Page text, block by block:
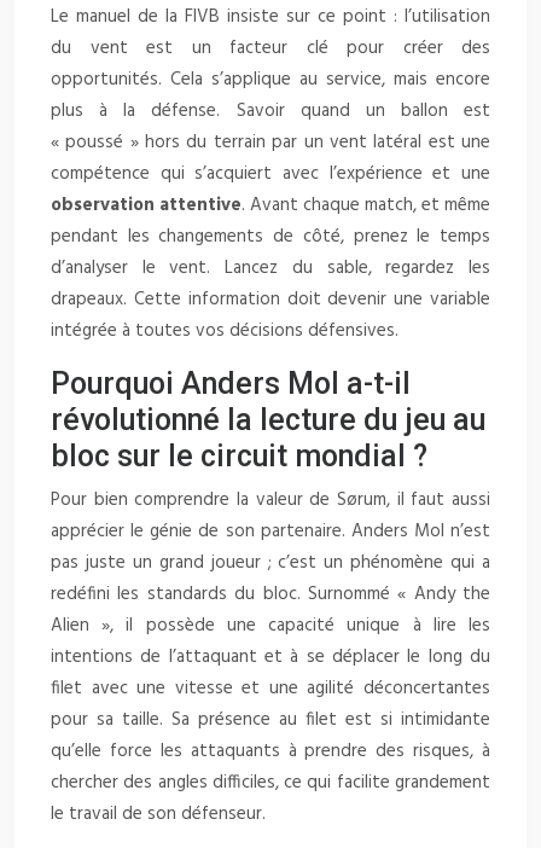
Le manuel de la FIVB insiste sur ce point : l’utilisation
du vent est un facteur clé pour créer des
opportunités. Cela s’applique au service, mais encore
plus à la défense. Savoir quand un ballon est
« poussé » hors du terrain par un vent latéral est une
compétence qui s’acquiert avec l’expérience et une
observation attentive. Avant chaque match, et même
pendant les changements de côté, prenez le temps
d’analyser le vent. Lancez du sable, regardez les
drapeaux. Cette information doit devenir une variable
intégrée à toutes vos décisions défensives.
Pourquoi Anders Mol a-t-il
révolutionné la lecture du jeu au
bloc sur le circuit mondial ?
Pour bien comprendre la valeur de Sørum, il faut aussi
apprécier le génie de son partenaire. Anders Mol n’est
pas juste un grand joueur ; c’est un phénomène qui a
redéfini les standards du bloc. Surnommé « Andy the
Alien », il possède une capacité unique à lire les
intentions de l’attaquant et à se déplacer le long du
filet avec une vitesse et une agilité déconcertantes
pour sa taille. Sa présence au filet est si intimidante
qu’elle force les attaquants à prendre des risques, à
chercher des angles difficiles, ce qui facilite grandement
le travail de son défenseur.